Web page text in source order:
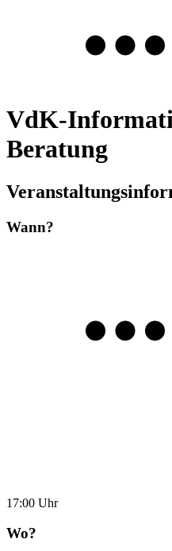
VdK-
Beratung
Wann?
17:00 Uhr
Wo?